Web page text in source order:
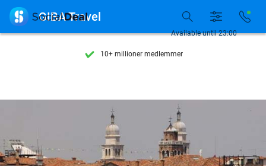
Tilgængelig 7 dage om ugen
10+ millioner medlemmer
Tilgængelig 7 dage om ugen
10+ millioner medlemmer
Available until 23:00
 GIBA Travel